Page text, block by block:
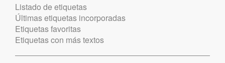
Listado de etiquetas
Últimas etiquetas incorporadas
Etiquetas favoritas
Etiquetas con más textos